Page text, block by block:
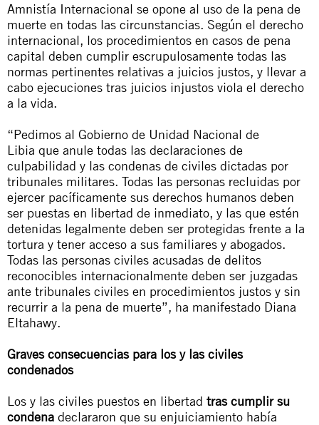
Amnistía Internacional se opone al uso de la pena de
muerte en todas las circunstancias. Según el derecho
internacional, los procedimientos en casos de pena
capital deben cumplir escrupulosamente todas las
normas pertinentes relativas a juicios justos, y llevar a
cabo ejecuciones tras juicios injustos viola el derecho
a la vida.
“Pedimos al Gobierno de Unidad Nacional de
Libia que anule todas las declaraciones de
culpabilidad y las condenas de civiles dictadas por
tribunales militares. Todas las personas recluidas por
ejercer pacíficamente sus derechos humanos deben
ser puestas en libertad de inmediato, y las que estén
detenidas legalmente deben ser protegidas frente a la
tortura y tener acceso a sus familiares y abogados.
Todas las personas civiles acusadas de delitos
reconocibles internacionalmente deben ser juzgadas
ante tribunales civiles en procedimientos justos y sin
recurrir a la pena de muerte”, ha manifestado Diana
Eltahawy.
Graves consecuencias para los y las civiles
condenados
Los y las civiles puestos en libertad tras cumplir su
condena declararon que su enjuiciamiento había